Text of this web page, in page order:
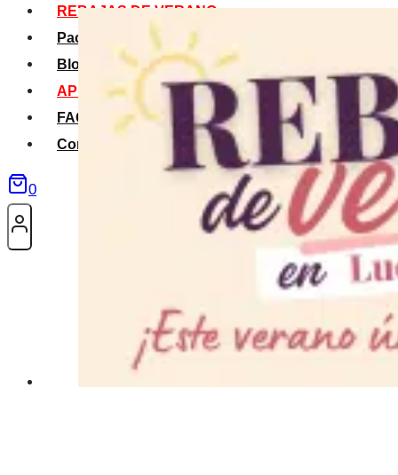
REBAJAS DE VERANO
Packs Verano
Blog
APP La Tribu
FAQS
Contacto
0